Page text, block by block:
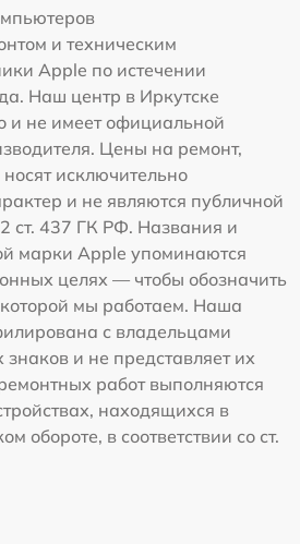
и техническим
Apple по истечении
Наш центр в Иркутске
и не имеет официальной
Цены на ремонт,
исключительно
и не являются публичной
ст. 437 ГК РФ. Названия и
марки Apple упоминаются
целях — чтобы обозначить
мы работаем. Наша
с владельцами
и не представляет их
работ выполняются
находящихся в
обороте, в соответствии со ст.